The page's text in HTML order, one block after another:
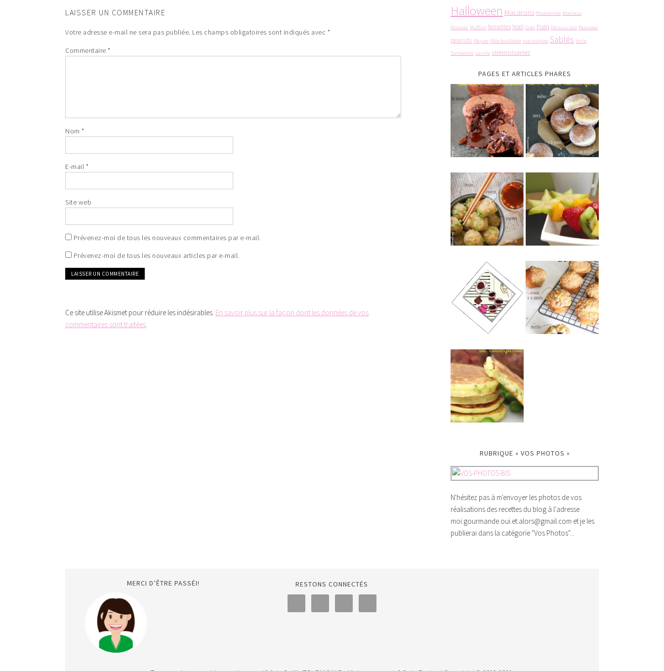
LAISSER UN COMMENTAIRE
Votre adresse e-mail ne sera pas publiée. Les champs obligatoires sont indiqués avec *
Commentaire *
Nom *
E-mail *
Site web
Prévenez-moi de tous les nouveaux commentaires par e-mail.
Prévenez-moi de tous les nouveaux articles par e-mail.
Ce site utilise Akismet pour réduire les indésirables. En savoir plus sur la façon dont les données de vos
commentaires sont traitées.
Halloween Macarons Madeleines Moelleux
Monster Muffins Noisettes Noël Oréo Pain Pains au lait Pancakes
peanuts Pâques Pâte feuilletée rice krispies Sablés tarte
Tartelettes vanille viennoiseries
PAGES ET ARTICLES PHARES
RUBRIQUE « VOS PHOTOS »
N'hésitez pas à m'envoyer les photos de vos
réalisations des recettes du blog à l'adresse
moi.gourmande.oui.et.alors@gmail.com et je les
publierai dans la catégorie "Vos Photos"...
MERCI D’ÊTRE PASSÉI! RESTONS CONNECTÉS